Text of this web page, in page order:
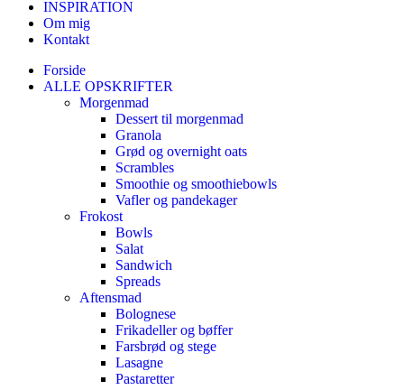
INSPIRATION
Om mig
Kontakt
Forside
ALLE OPSKRIFTER
Morgenmad
Dessert til morgenmad
Granola
Grød og overnight oats
Scrambles
Smoothie og smoothiebowls
Vafler og pandekager
Frokost
Bowls
Salat
Sandwich
Spreads
Aftensmad
Bolognese
Frikadeller og bøffer
Farsbrød og stege
Lasagne
Pastaretter